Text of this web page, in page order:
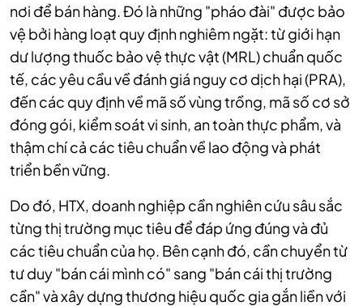
nơi để bán hàng. Đó là những "pháo đài" được bảo
vệ bởi hàng loạt quy định nghiêm ngặt: từ giới hạn
dư lượng thuốc bảo vệ thực vật (MRL) chuẩn quốc
tế, các yêu cầu về đánh giá nguy cơ dịch hại (PRA),
đến các quy định về mã số vùng trồng, mã số cơ sở
đóng gói, kiểm soát vi sinh, an toàn thực phẩm, và
thậm chí cả các tiêu chuẩn về lao động và phát
triển bền vững.
Do đó, HTX, doanh nghiệp cần nghiên cứu sâu sắc
từng thị trường mục tiêu để đáp ứng đúng và đủ
các tiêu chuẩn của họ. Bên cạnh đó, cần chuyển từ
tư duy "bán cái mình có" sang "bán cái thị trường
cần" và xây dựng thương hiệu quốc gia gắn liền với